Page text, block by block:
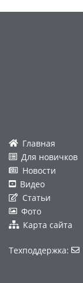
Главная
Для новичков
Новости
Видео
Статьи
Фото
Карта сайта
Техподдержка: